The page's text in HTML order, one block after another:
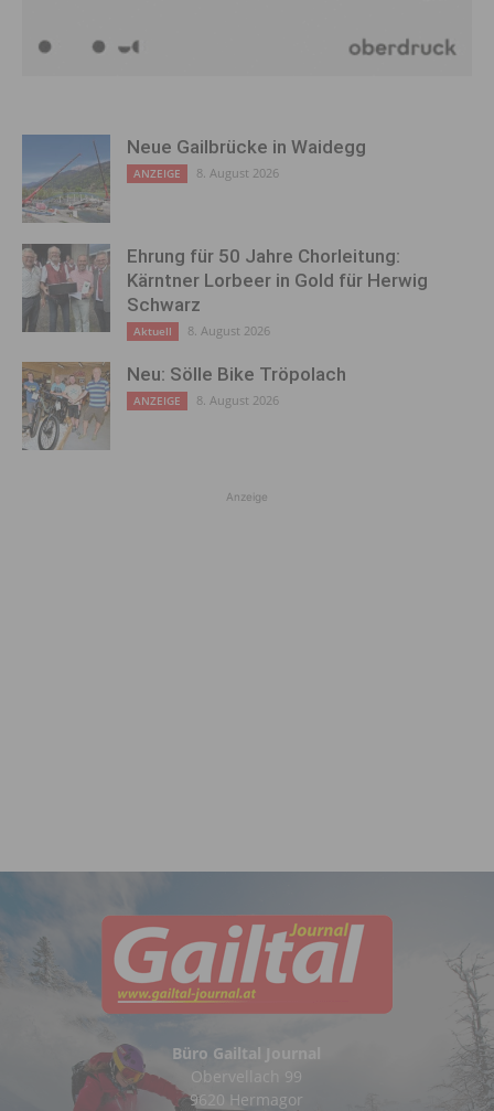
Neue Gailbrücke in Waidegg
ANZEIGE 8. August 2026
Ehrung für 50 Jahre Chorleitung:
Kärntner Lorbeer in Gold für Herwig
Schwarz
Aktuell 8. August 2026
Neu: Sölle Bike Tröpolach
ANZEIGE 8. August 2026
Anzeige
Büro Gailtal Journal
Obervellach 99
9620 Hermagor